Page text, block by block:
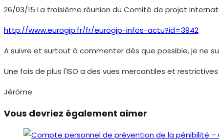
26/03/15 La troisième réunion du Comité de projet
http://www.eurogip.fr/fr/eurogip-infos-actu?id=3942
A suivre et surtout à commenter dès que possible, je ne
Une fois de plus l'ISO a des vues mercantiles et
Jérôme
Vous devriez également aimer